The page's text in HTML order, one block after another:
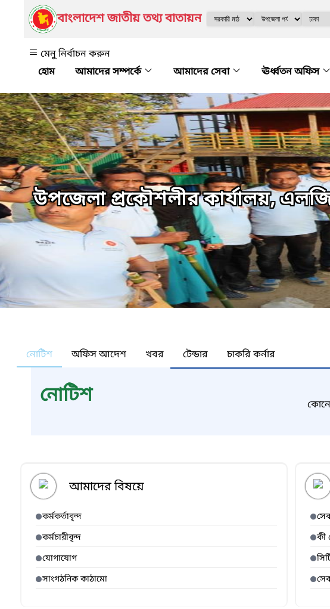
বাংলাদেশ জাতীয় তথ্য বাতায়ন
মেনু নির্বাচন করুন
আমাদের সম্পর্কে
আমাদের সেবা ঊর্ধ্বতন অফিস
উপজেলা প্রকৌশলীর কার্যালয়,
নোটিশ অফিস আদেশ খবর টেন্ডার চাকরি কর্নার
নোটিশ কোনো
আমাদের বিষয়ে
কর্মকর্তাবৃন্দ
কর্মচারীবৃন্দ
যোগাযোগ
সাংগঠনিক কাঠামো
কী